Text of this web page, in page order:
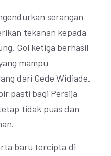
serangan
tekanan kepada
Gol ketiga berhasil
mampu
dari Gede Widiade.
pasti bagi Persija
tidak puas dan
baru tercipta di